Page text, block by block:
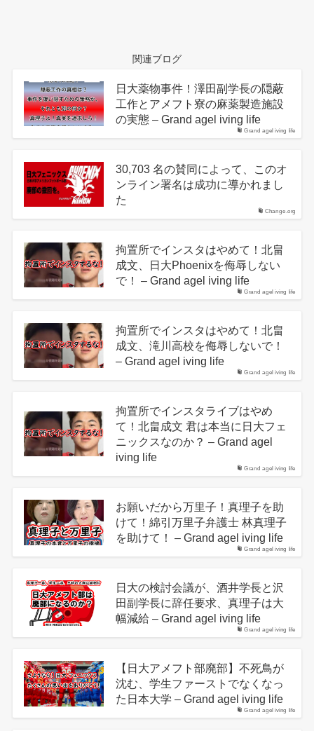
関連ブログ
Grand agel iving life
日大薬物事件！澤田副学長の隠蔽
工作とアメフト寮の麻薬製造施設
の実態 – Grand agel iving life
Change.org
30,703 名の賛同によって、このオ
ンライン署名は成功に導かれまし
た
Grand agel iving life
拘置所でインスタはやめて！北畠
成文、日大Phoenixを侮辱しない
で！ – Grand agel iving life
Grand agel iving life
拘置所でインスタはやめて！北畠
成文、滝川高校を侮辱しないで！
– Grand agel iving life
Grand agel iving life
拘置所でインスタライブはやめ
て！北畠成文 君は本当に日大フェ
ニックスなのか？ – Grand agel
iving life
Grand agel iving life
お願いだから万里子！真理子を助
けて！綿引万里子弁護士 林真理子
を助けて！ – Grand agel iving life
Grand agel iving life
日大の検討会議が、酒井学長と沢
田副学長に辞任要求、真理子は大
幅減給 – Grand agel iving life
Grand agel iving life
【日大アメフト部廃部】不死鳥が
沈む、学生ファーストでなくなっ
た日本大学 – Grand agel iving life